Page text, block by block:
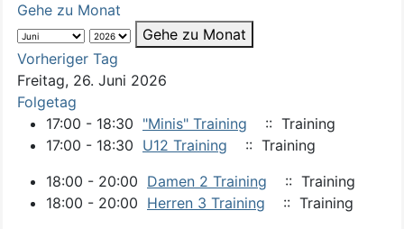
Gehe zu Monat
Gehe zu Monat
Vorheriger Tag
Freitag, 26. Juni 2026
Folgetag
17:00 - 18:30 "Minis" Training
:: Training
17:00 - 18:30 U12 Training
:: Training
18:00 - 20:00 Damen 2 Training
:: Training
18:00 - 20:00 Herren 3 Training
:: Training